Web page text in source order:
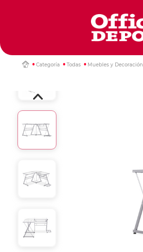
Categoría Todas Muebles y Decoración